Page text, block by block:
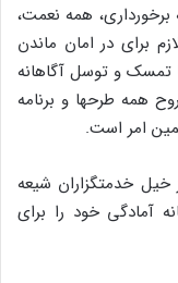
همه نعمت،
براى در امان ماندن
و توسل آگاهانه
طرحها و برنامه
امر است.
خدمتگزاران شیعه
آمادگى خود را براى